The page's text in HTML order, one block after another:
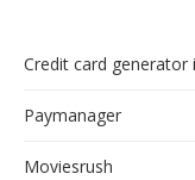
Credit card generator
Paymanager
Moviesrush